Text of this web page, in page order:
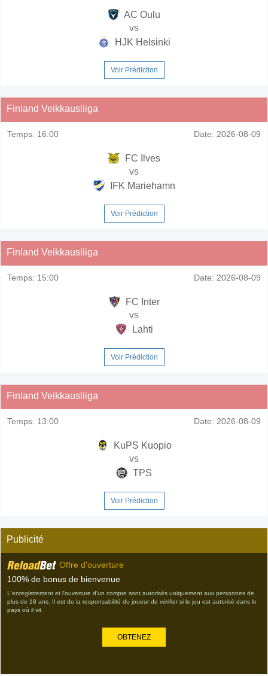
AC Oulu
vs
HJK Helsinki
Voir Prédiction
Finland Veikkausliiga
Temps: 16:00 Date: 2026-08-09
FC Ilves
vs
IFK Mariehamn
Voir Prédiction
Finland Veikkausliiga
Temps: 15:00 Date: 2026-08-09
FC Inter
vs
Lahti
Voir Prédiction
Finland Veikkausliiga
Temps: 13:00 Date: 2026-08-09
KuPS Kuopio
vs
TPS
Voir Prédiction
Publicité
Offre d'ouverture
100% de bonus de bienvenue
L'enregistrement et l'ouverture d'un compte sont autorisés uniquement aux personnes de
plus de 18 ans. Il est de la responsabilité du joueur de vérifier si le jeu est autorisé dans le
pays où il vit.
OBTENEZ